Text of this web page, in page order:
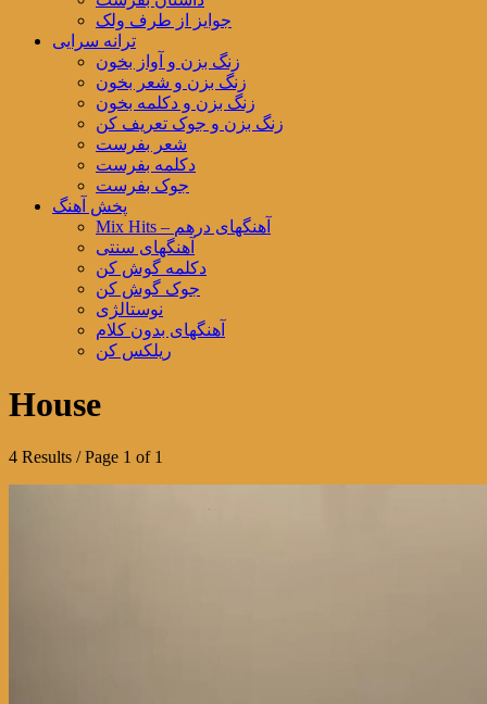
جوایز از طرف ولک
ترانه سرایی
زنگ بزن و آواز بخون
زنگ بزن و شعر بخون
زنگ بزن و دکلمه بخون
زنگ بزن و جوک تعریف کن
شعر بفرست
دکلمه بفرست
جوک بفرست
پخش آهنگ
Mix Hits – آهنگهای درهم
آهنگهای سنتی
دکلمه گوش کن
جوک گوش کن
نوستالژی
آهنگهای بدون کلام
ریلکس کن
House
4 Results / Page 1 of 1